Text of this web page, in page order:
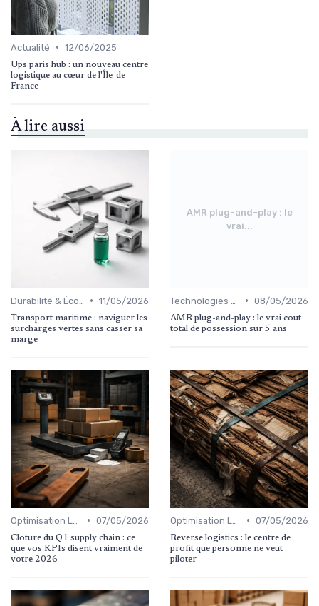
Actualité • 12/06/2025
Ups paris hub : un nouveau centre
logistique au cœur de l'Île-de-
France
À lire aussi
• 11/05/2026
Transport maritime : naviguer les
surcharges vertes sans casser sa
marge
AMR plug-and-play : le
vrai...
• 08/05/2026
AMR plug-and-play : le vrai cout
total de possession sur 5 ans
• 07/05/2026
Cloture du Q1 supply chain : ce
que vos KPIs disent vraiment de
votre 2026
• 07/05/2026
Reverse logistics : le centre de
profit que personne ne veut
piloter